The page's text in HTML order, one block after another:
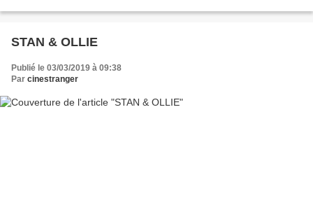
STAN & OLLIE
Publié le 03/03/2019 à 09:38
Par cinestranger